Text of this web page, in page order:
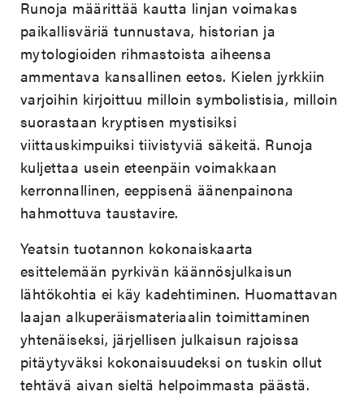
Runoja määrittää kautta linjan voimakas
paikallisväriä tunnustava, historian ja
mytologioiden rihmastoista aiheensa
ammentava kansallinen eetos. Kielen jyrkkiin
varjoihin kirjoittuu milloin symbolistisia, milloin
suorastaan kryptisen mystisiksi
viittauskimpuiksi tiivistyviä säkeitä. Runoja
kuljettaa usein eteenpäin voimakkaan
kerronnallinen, eeppisenä äänenpainona
hahmottuva taustavire.
Yeatsin tuotannon kokonaiskaarta
esittelemään pyrkivän käännösjulkaisun
lähtökohtia ei käy kadehtiminen. Huomattavan
laajan alkuperäismateriaalin toimittaminen
yhtenäiseksi, järjellisen julkaisun rajoissa
pitäytyväksi kokonaisuudeksi on tuskin ollut
tehtävä aivan sieltä helpoimmasta päästä.